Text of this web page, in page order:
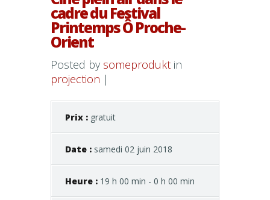
cadre du Festival
Printemps Ô Proche-
Orient
Posted by someprodukt in
projection |
Prix : gratuit
Date : samedi 02 juin 2018
Heure : 19 h 00 min - 0 h 00 min